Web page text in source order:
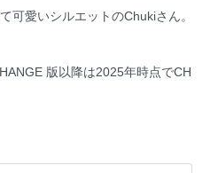
可愛いシルエットのChukiさん。
版以降は2025年時点でCH